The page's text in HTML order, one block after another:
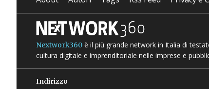
Nextwork360è il più grande network in Italia di
cultura digitale e imprenditoriale nelle imprese e
Indirizzo